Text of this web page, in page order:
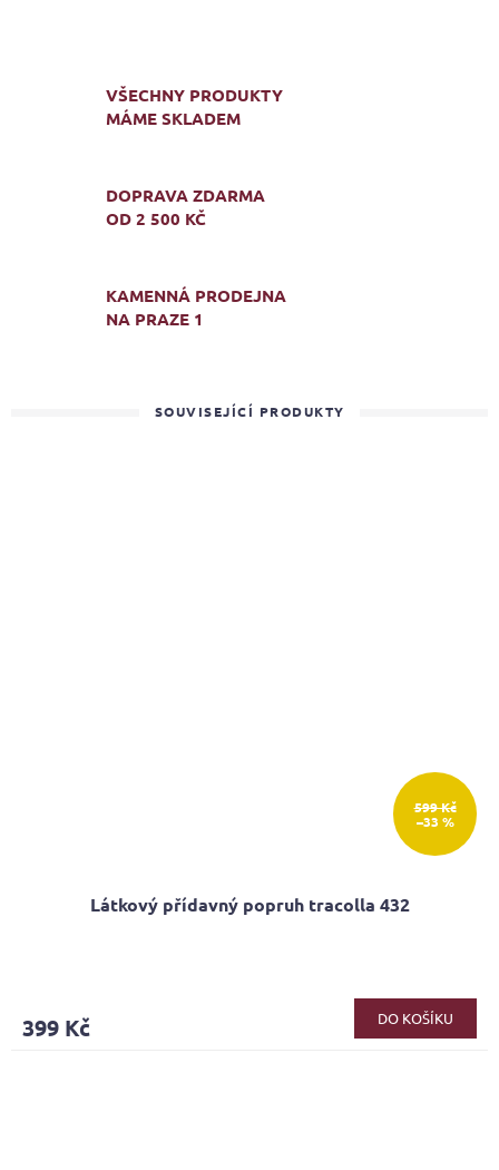
VŠECHNY PRODUKTY
MÁME SKLADEM
DOPRAVA ZDARMA
OD 2 500 KČ
KAMENNÁ PRODEJNA
NA PRAZE 1
SOUVISEJÍCÍ PRODUKTY
599 Kč
–33 %
Látkový přídavný popruh tracolla 432
399 Kč DO KOŠÍKU